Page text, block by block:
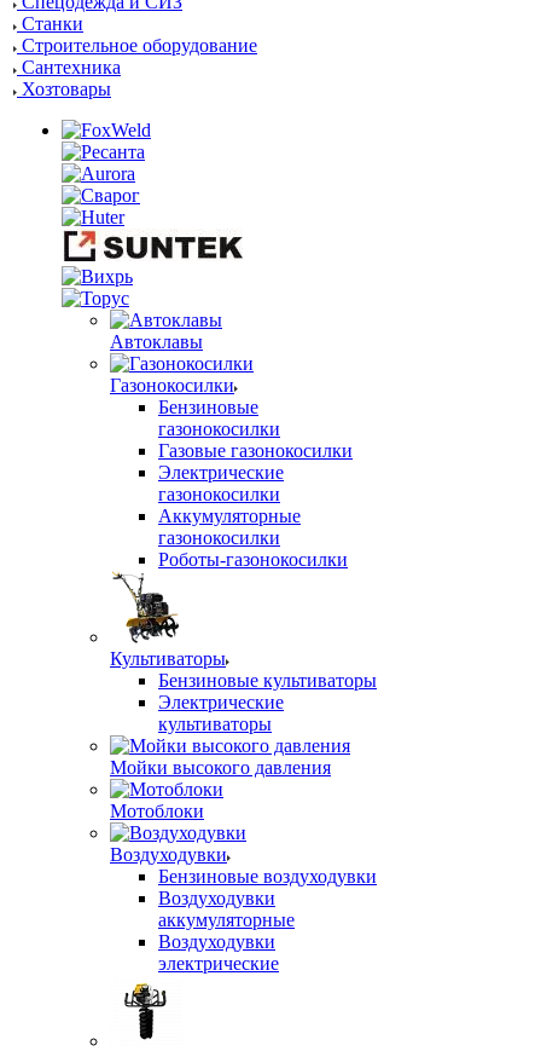
Станки
Строительное оборудование
Сантехника
Хозтовары
Автоклавы
Газонокосилки
Бензиновые
газонокосилки
Газовые газонокосилки
Электрические
газонокосилки
Аккумуляторные
газонокосилки
Роботы-газонокосилки
Культиваторы
Бензиновые культиваторы
Электрические
культиваторы
Мойки высокого давления
Мотоблоки
Воздуходувки
Бензиновые воздуходувки
Воздуходувки
аккумуляторные
Воздуходувки
электрические